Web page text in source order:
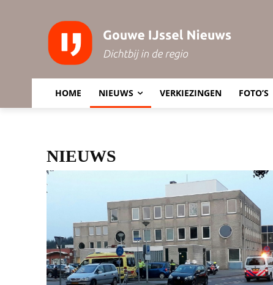
HOME NIEUWS VERKIEZINGEN FOTO’S
NIEUWS